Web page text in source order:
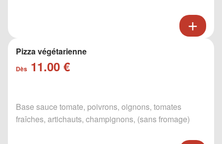
Pizza végétarienne
Dès 11.00 €
Base sauce tomate, poivrons, oignons, tomates
fraîches, artichauts, champignons, (sans fromage)